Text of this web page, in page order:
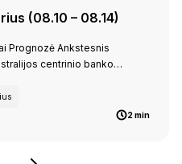
(08.10 – 08.14)
Prognozė Ankstesnis
centrinio banko…
2 min